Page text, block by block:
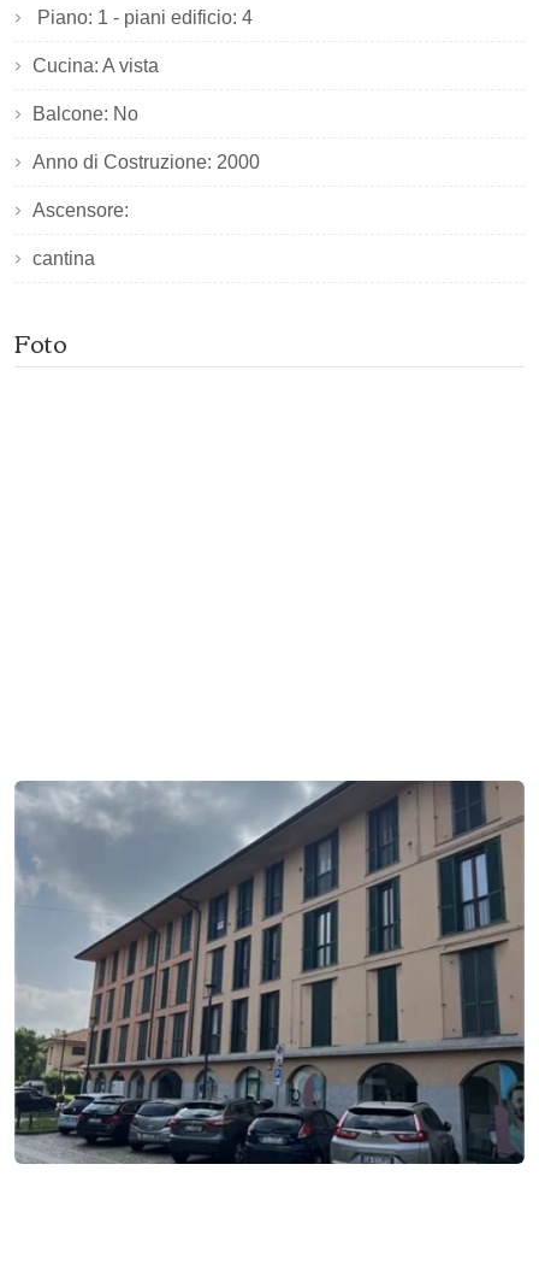
Piano: 1 - piani edificio: 4
Cucina: A vista
Balcone: No
Anno di Costruzione: 2000
Ascensore:
cantina
Foto